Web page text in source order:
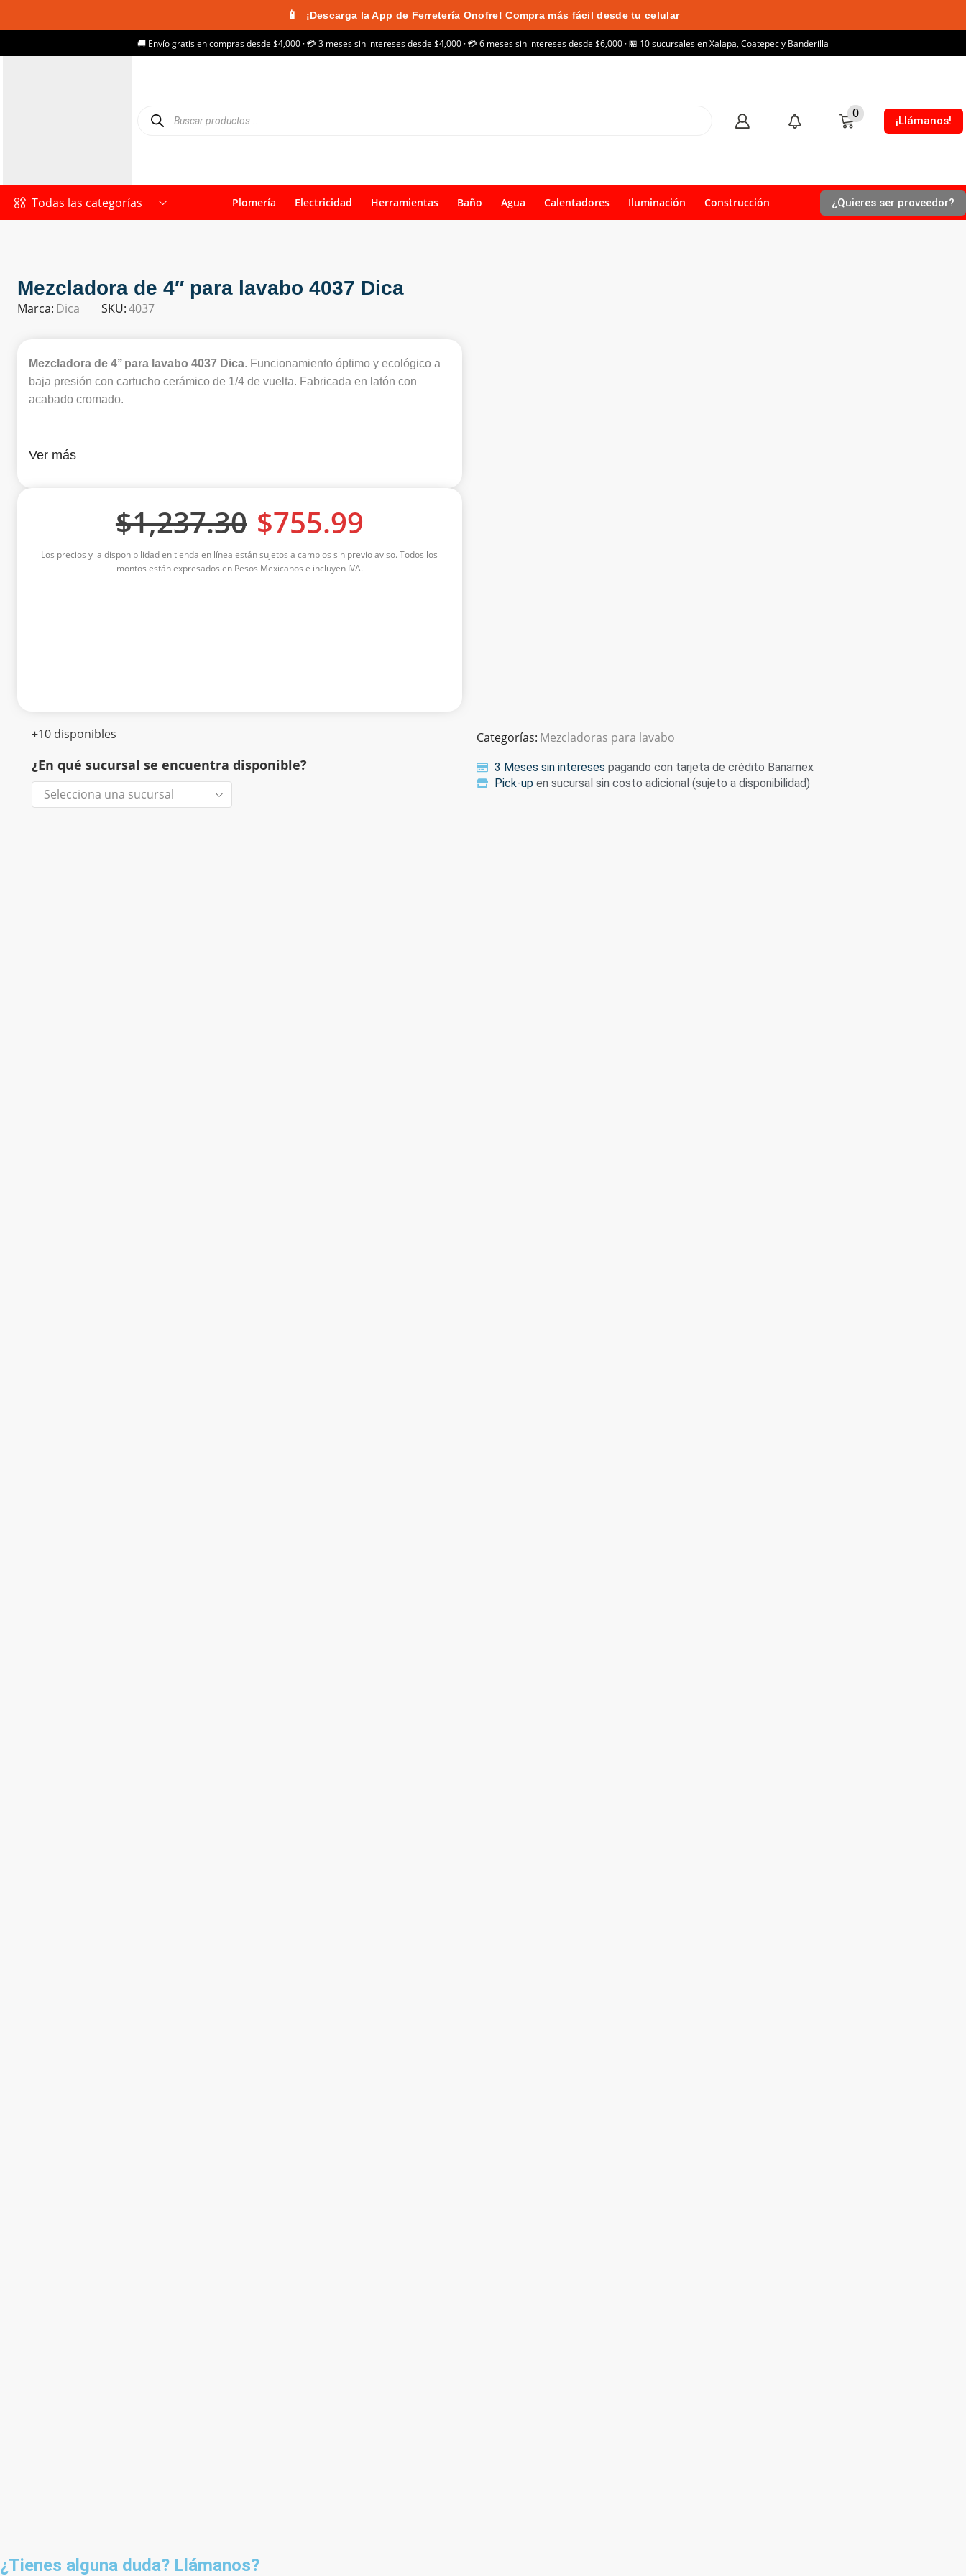
📱 ¡Descarga la App de Ferretería Onofre! Compra más fácil desde tu celular
🚚 Envío gratis en compras desde $4,000 · 💳 3 meses sin intereses desde $4,000 · 💳 6 meses sin intereses desde $6,000 · 🏪 10 sucursales en Xalapa, Coatepec y Banderilla
0 ¡Llámanos!
Todas las categorías Plomería Electricidad Herramientas Baño Agua Calentadores Iluminación Construcción ¿Quieres ser proveedor?
Mezcladora de 4″ para lavabo 4037 Dica
Marca: Dica SKU:4037
Mezcladora de 4’’ para lavabo 4037 Dica. Funcionamiento óptimo y ecológico a
baja presión con cartucho cerámico de 1/4 de vuelta. Fabricada en latón con
acabado cromado.
Ver más
$1,237.30 $755.99
Los precios y la disponibilidad en tienda en línea están sujetos a cambios sin previo aviso. Todos los
montos están expresados en Pesos Mexicanos e incluyen IVA.
+10 disponibles
¿En qué sucursal se encuentra disponible?
Categorías: Mezcladoras para lavabo
3 Meses sin intereses pagando con tarjeta de crédito Banamex
Pick-upen sucursal sin costo adicional (sujeto a disponibilidad)
¿Tienes alguna duda? Llámanos?